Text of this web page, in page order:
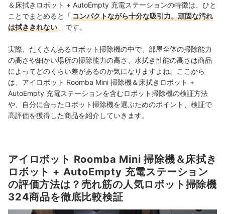
＆床拭きロボット + AutoEmpty 充電ステーションの特徴は、ひと
ことでまとめると「コンパクトながら十分な吸引力。頑固な汚れ
は拭ききれない 」です。
実際、たくさんあるロボット掃除機の中で、部屋全体の掃除能力
の高さや細かい場所の掃除能力の高さ、水拭き性能の高さは商品
によってどのくらい差があるのか気になりますよね。ここから
は、アイロボット Roomba Mini 掃除機＆床拭きロボット +
AutoEmpty 充電ステーションを含むロボット掃除機の検証方法
や、自分に合ったロボット掃除機を選ぶためのポイント、検証で
高評価を獲得した商品を紹介していきます。
アイロボット Roomba Mini 掃除機＆床拭き
ロボット + AutoEmpty 充電ステーション
の評価方法は？売れ筋の人気ロボット掃除機
324商品を徹底比較検証